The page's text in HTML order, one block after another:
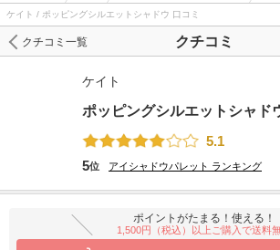
ケイト / ポッピングシルエットシャドウ 口コミ
クチコミ
クチコミ一覧
ケイト
ポッピングシルエットシャド
5.1
5位 アイシャドウパレット ランキング
ポイントがたまる！使える！
1,500円（税込）以上ご購入で送料